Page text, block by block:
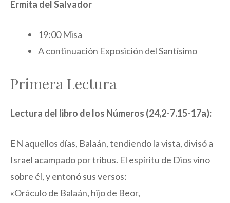
Ermita del Salvador
19:00 Misa
A continuación Exposición del Santísimo
Primera Lectura
Lectura del libro de los Números (24,2-7.15-17a):
EN aquellos días, Balaán, tendiendo la vista, divisó a
Israel acampado por tribus. El espíritu de Dios vino
sobre él, y entonó sus versos:
«Oráculo de Balaán, hijo de Beor,